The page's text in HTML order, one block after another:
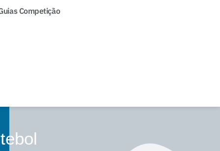
Competição